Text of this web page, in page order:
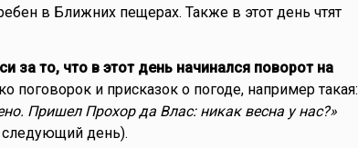
в Ближних пещерах. Также в этот день чтят
за то, что в этот день начинался поворот на
поговорок и присказок о погоде, например такая:
Пришел Прохор да Влас: никак весна у нас?»
следующий день).